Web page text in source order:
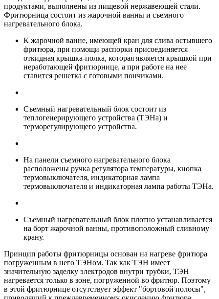
продуктами, выполнены из пищевой нержавеющей стали.
Фритюрница состоит из жарочной ванны и съемного
нагревательного блока.
К жарочной ванне, имеющей кран для слива остывшего
фритюра, при помощи распорки присоединяется
откидная крышка-полка, которая является крышкой при
неработающей фритюрнице, а при работе на нее
ставится решетка с готовыми пончиками.
Съемный нагревательный блок состоит из
теплогенерирующего устройства (ТЭНа) и
терморегулирующего устройства.
На панели съемного нагревательного блока
расположены ручка регулятора температуры, кнопка
термовыключателя, индикаторная лампа
термовыключателя и индикаторная лампа работы ТЭНа.
Съемный нагревательный блок плотно устанавливается
на борт жарочной ванны, противоположный сливному
крану.
Принцип работы фритюрницы основан на нагреве фритюра
погруженным в него ТЭНом. Так как ТЭН имеет
значительную заделку электродов внутри трубки, ТЭН
нагревается только в зоне, погруженной во фритюр. Поэтому
в этой фритюрнице отсутствует эффект "бортовой полосы",